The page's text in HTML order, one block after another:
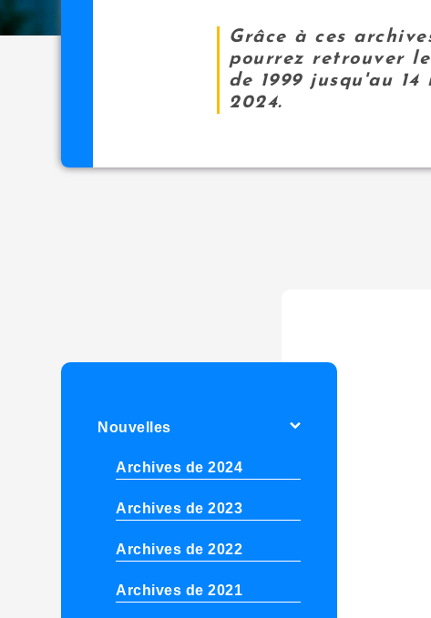
Grâce à ces
pourrez retrouver
de 1999 jusqu'au 14
2024.
Nouvelles
Archives de 2024
Archives de 2023
Archives de 2022
Archives de 2021